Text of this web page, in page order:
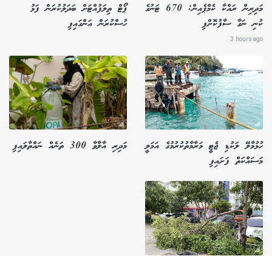
މަދިރިން ރައްކާ ކެމްޕެއިން: 670 ޓަނުގެ
ކުނި ނަގާ ސާފުކޮށްފި
3 hours ago
ޕޯޓް ތިލަފުއްޓަށް ބަދަލުކުރަން ފަޅު
ހުސްކުރަން އަންގައިފި
ހުޅުމާލޭ ލަކުޑި ޖެޓީ މަރާމާތުކުރުމުގެ އަމަލީ
މަސައްކަތް ފަށައިފި
މަދިރި އާލާވާ 300 ތަނެއް ނައްތާލައިފި